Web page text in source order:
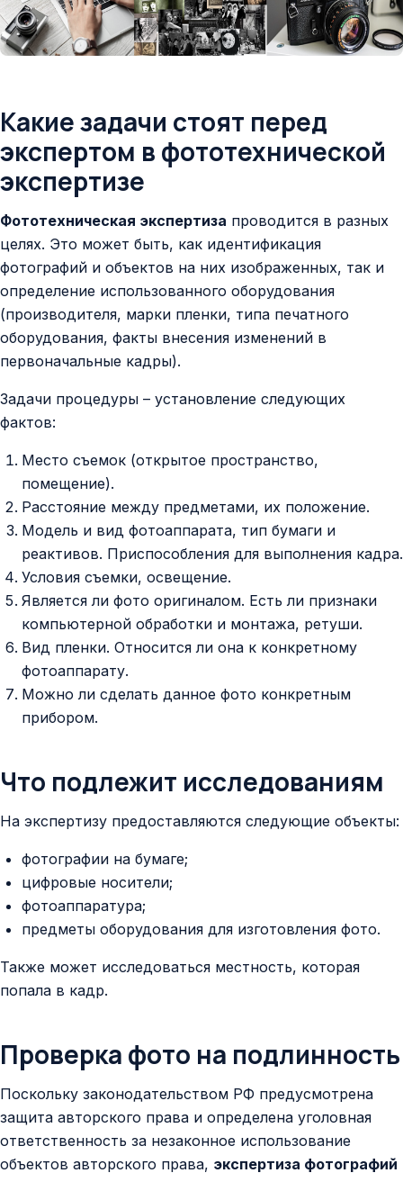
Какие задачи стоят перед
экспертом в фототехнической
экспертизе
Фототехническая экспертиза проводится в разных
целях. Это может быть, как идентификация
фотографий и объектов на них изображенных, так и
определение использованного оборудования
(производителя, марки пленки, типа печатного
оборудования, факты внесения изменений в
первоначальные кадры).
Задачи процедуры – установление следующих
фактов:
Место съемок (открытое пространство,
помещение).
Расстояние между предметами, их положение.
Модель и вид фотоаппарата, тип бумаги и
реактивов. Приспособления для выполнения кадра.
Условия съемки, освещение.
Является ли фото оригиналом. Есть ли признаки
компьютерной обработки и монтажа, ретуши.
Вид пленки. Относится ли она к конкретному
фотоаппарату.
Можно ли сделать данное фото конкретным
прибором.
Что подлежит исследованиям
На экспертизу предоставляются следующие объекты:
фотографии на бумаге;
цифровые носители;
фотоаппаратура;
предметы оборудования для изготовления фото.
Также может исследоваться местность, которая
попала в кадр.
Проверка фото на подлинность
Поскольку законодательством РФ предусмотрена
защита авторского права и определена уголовная
ответственность за незаконное использование
объектов авторского права, экспертиза фотографий